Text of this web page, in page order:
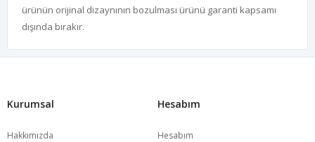
ürünün orijinal dizaynının bozulması ürünü garanti kapsamı
dışında bırakır.
Kurumsal
Hakkımızda
Hesabım
Hesabım